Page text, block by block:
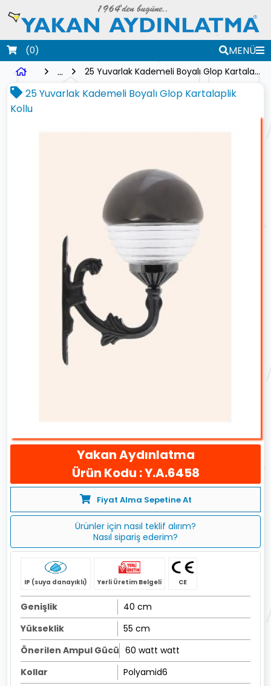
(0)
MENÜ
...
25 Yuvarlak Kademeli Boyalı Glop Kartalaplik Kollu
25 Yuvarlak Kademeli Boyalı Glop Kartalaplik
Kollu
Yakan Aydınlatma
Ürün Kodu : Y.A.6458
Fiyat Alma Sepetine At
Ürünler için nasıl teklif alırım?
Nasıl sipariş ederim?
IP (suya danayıklı) Yerli Üretim Belgeli CE
Genişlik
40 cm
Yükseklik
55 cm
Önerilen Ampul Gücü 60 watt watt
Kollar
Polyamid6